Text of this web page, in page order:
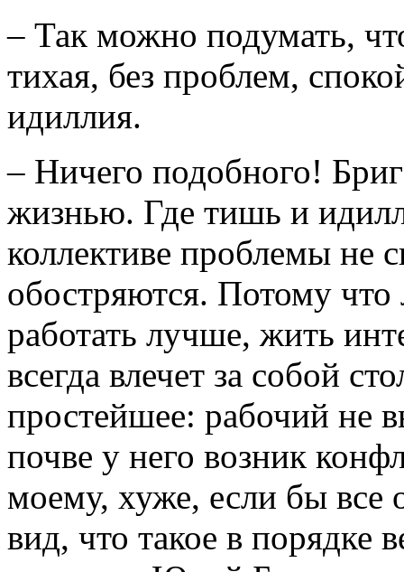
– Так можно подумать,
тихая, без проблем,
идиллия.
– Ничего подобного!
жизнью. Где тишь и
коллективе проблемы не
обостряются. Потому
работать лучше, жить
всегда влечет за собой
простейшее: рабочий не
почве у него возник
моему, хуже, если бы все
вид, что такое в